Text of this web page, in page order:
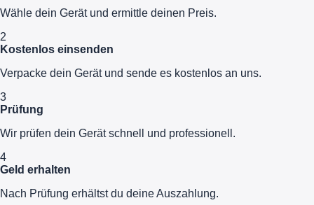
Wähle dein Gerät und ermittle deinen Preis.
2
Kostenlos einsenden
Verpacke dein Gerät und sende es kostenlos an uns.
3
Prüfung
Wir prüfen dein Gerät schnell und professionell.
4
Geld erhalten
Nach Prüfung erhältst du deine Auszahlung.